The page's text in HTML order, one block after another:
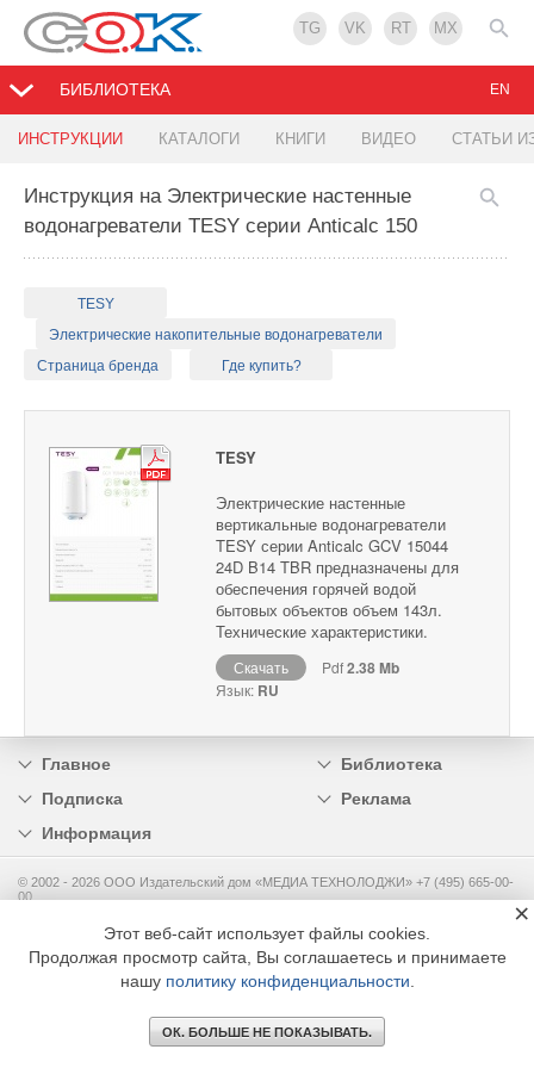
TG VK RT MX
БИБЛИОТЕКА
ИНСТРУКЦИИ КАТАЛОГИ КНИГИ ВИДЕО СТАТЬИ
EN
Инструкция на Электрические настенные
водонагреватели TESY серии Anticalc 150
TESY
Электрические накопительные водонагреватели
Страница бренда
Где купить?
TESY
Электрические настенные
вертикальные водонагреватели
TESY серии Anticalc GCV 15044
24D B14 TBR предназначены для
обеспечения горячей водой
бытовых объектов объем 143л.
Технические характеристики.
Скачать Pdf2.38 Mb
Язык: RU
Главное
Библиотека
Подписка
Реклама
Информация
© 2002 - 2026 OOO Издательский дом «МЕДИА ТЕХНОЛОДЖИ» +7 (495) 665-00-
00
Этот веб-сайт использует файлы cookies.
Продолжая просмотр сайта, Вы соглашаетесь и принимаете
нашу политику конфиденциальности
ОК. БОЛЬШЕ НЕ ПОКАЗЫВАТЬ.
×